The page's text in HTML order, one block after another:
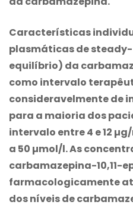
Características
plasmáticas de
equilíbrio) da
como intervalo
consideravelmente de
para a maioria dos
intervalo entre 4 e 12
a 50 µmol/l. As
carbamazepina-10,11-
farmacologicamente
dos níveis de